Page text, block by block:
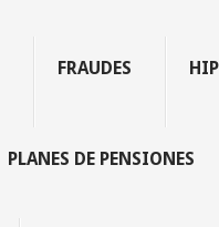
FRAUDES
PLANES DE PENSIONES